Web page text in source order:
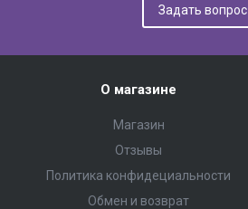
Задать вопрос
О магазине
Магазин
Отзывы
Политика конфидециальности
Обмен и возврат